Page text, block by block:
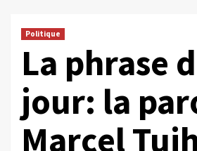
Politique
La phrase
jour: la
Marcel